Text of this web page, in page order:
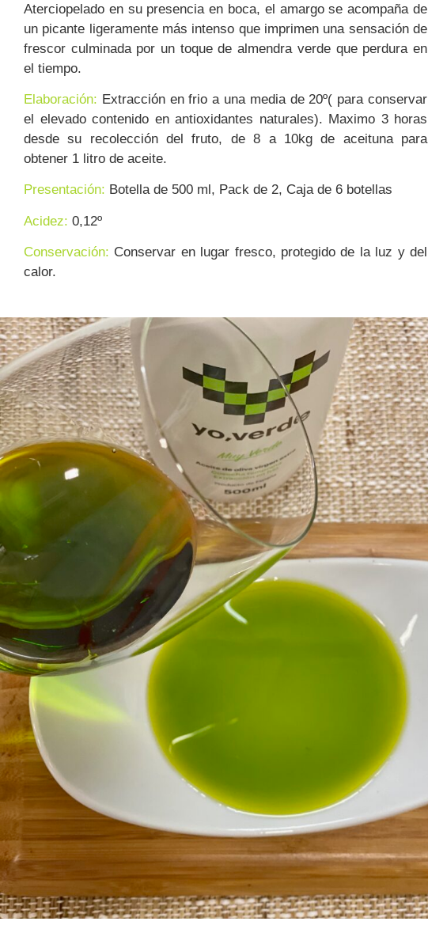
Aterciopelado en su presencia en boca, el amargo se acompaña de
un picante ligeramente más intenso que imprimen una sensación de
frescor culminada por un toque de almendra verde que perdura en
el tiempo.
Elaboración: Extracción en frio a una media de 20º( para conservar
el elevado contenido en antioxidantes naturales). Maximo 3 horas
desde su recolección del fruto, de 8 a 10kg de aceituna para
obtener 1 litro de aceite.
Presentación: Botella de 500 ml, Pack de 2, Caja de 6 botellas
Acidez: 0,12º
Conservación: Conservar en lugar fresco, protegido de la luz y del
calor.